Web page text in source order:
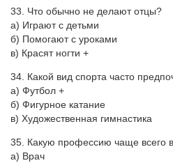
33. Что обычно не делают отцы?
а) Играют с детьми
б) Помогают с уроками
в) Красят ногти +
34. Какой вид спорта часто
а) Футбол +
б) Фигурное катание
в) Художественная гимнастика
35. Какую профессию чаще всего
а) Врач